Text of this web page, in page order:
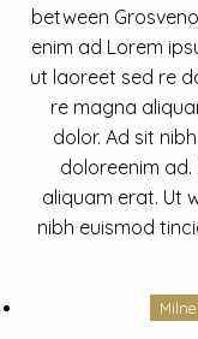
between
enim ad Lorem
ut laoreet sed re
re magna
dolor. Ad sit
doloreenim
aliquam erat. Ut
nibh euismod